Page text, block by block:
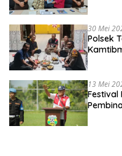
30 Mei
Polsek
13 Mei
Festival